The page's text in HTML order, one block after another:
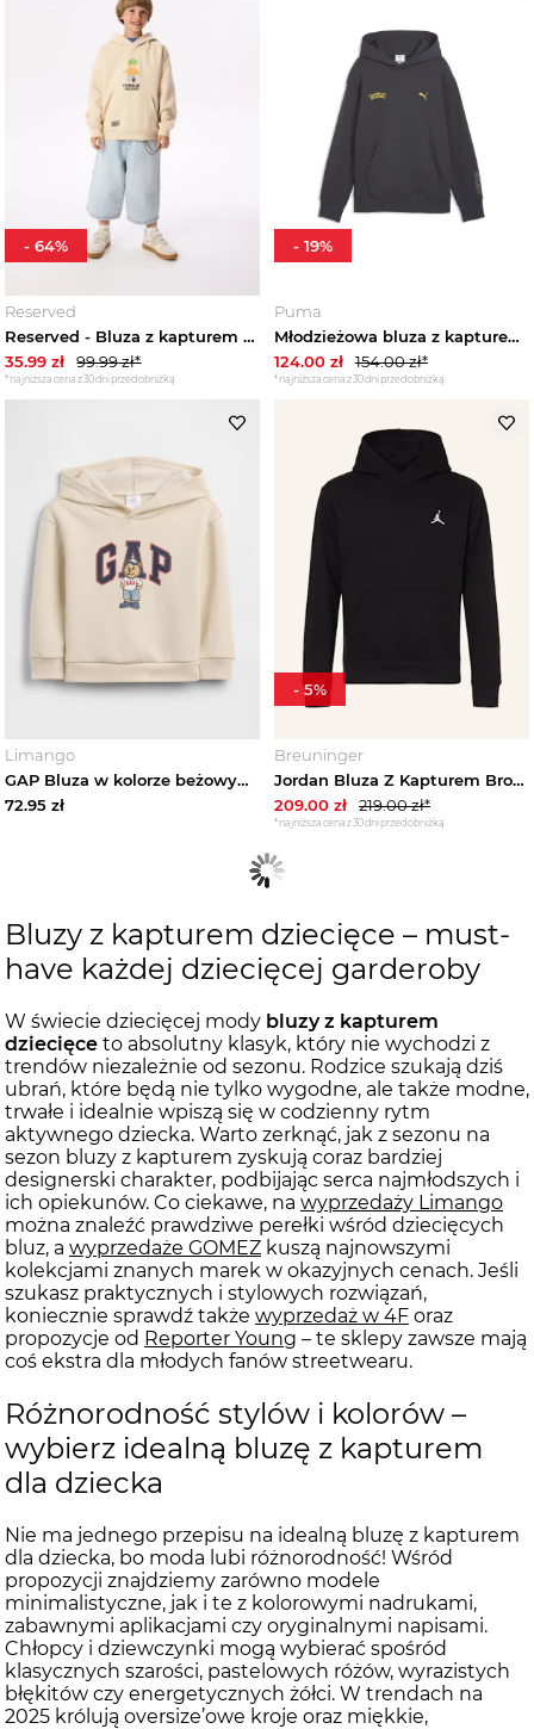
Reserved
Reserved - Bluza z kapturem Stumble Guys - beżowy
35.99 zł 99.99zł*
*najniższa cena z 30 dni przed obniżką
-64%
Puma
Młodzieżowa bluza z kapturem PUMA x POKÉMON o luźnym kroju z grafiką, Akcesoria, Szary
124.00 zł 154.00zł*
*najniższa cena z 30 dni przed obniżką
- 19%
Limango
GAP Bluza w kolorze beżowym rozmiar: 110
72.95 zł
Breuninger
Jordan Bluza Z Kapturem Brooklyn schwarz CZARNY
209.00 zł 219.00zł*
*najniższa cena z 30 dni przed obniżką
-5%
Bluzy z kapturem dziecięce – must-
have każdej dziecięcej garderoby
W świecie dziecięcej mody bluzy z kapturem
dziecięce to absolutny klasyk, który nie wychodzi z
trendów niezależnie od sezonu. Rodzice szukają dziś
ubrań, które będą nie tylko wygodne, ale także modne,
trwałe i idealnie wpiszą się w codzienny rytm
aktywnego dziecka. Warto zerknąć, jak z sezonu na
sezon bluzy z kapturem zyskują coraz bardziej
designerski charakter, podbijając serca najmłodszych i
ich opiekunów. Co ciekawe, na wyprzedaży Limango
można znaleźć prawdziwe perełki wśród dziecięcych
bluz, a wyprzedaże GOMEZ kuszą najnowszymi
kolekcjami znanych marek w okazyjnych cenach. Jeśli
szukasz praktycznych i stylowych rozwiązań,
koniecznie sprawdź także wyprzedaż w 4F oraz
propozycje od Reporter Young – te sklepy zawsze mają
coś ekstra dla młodych fanów streetwearu.
Różnorodność stylów i kolorów –
wybierz idealną bluzę z kapturem
dla dziecka
Nie ma jednego przepisu na idealną bluzę z kapturem
dla dziecka, bo moda lubi różnorodność! Wśród
propozycji znajdziemy zarówno modele
minimalistyczne, jak i te z kolorowymi nadrukami,
zabawnymi aplikacjami czy oryginalnymi napisami.
Chłopcy i dziewczynki mogą wybierać spośród
klasycznych szarości, pastelowych różów, wyrazistych
błękitów czy energetycznych żółci. W trendach na
2025 królują oversize’owe kroje oraz miękkie,